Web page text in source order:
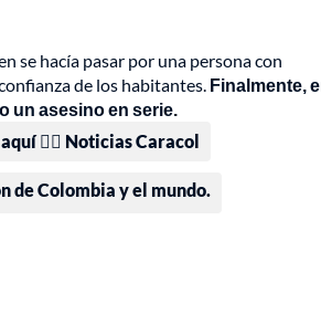
se hacía pasar por una persona con
de los habitantes. Finalmente,
un asesino en serie.
👉🏻 Noticias Caracol
de Colombia y el mundo.